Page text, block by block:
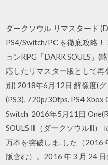
ダークソウル リマスタード
PS4/Switch/PC を徹底攻略
ョンRPG「DARK SOULS」(
応したリマスター版として
別) 2018年6月12日 解像度(
(PS3), 720p/30fps. PS4
Switch 2016年5月11日
SOULS Ⅲ（ダークソウルⅢ）
万本を突破しま. した（2016
版含む）。2016 年 3 月 24